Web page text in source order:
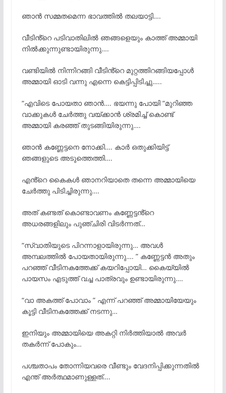
ഞാൻ സമ്മതമെന്ന ഭാവത്തിൽ തലയാട്ടി….
വീടിൻ്റെ പടിവാതിലിൽ ഞങ്ങളെയും കാത്ത് അമ്മായി
നിൽക്കുന്നുണ്ടായിരുന്നു….
വണ്ടിയിൽ നിന്നിറങ്ങി വീടിൻ്റെ മുറ്റത്തിറങ്ങിയപ്പോൾ
അമ്മായി ഓടി വന്നു എന്നെ കെട്ടിപ്പിടിച്ചു…..
“എവിടെ പോയതാ ഞാൻ…. ഭയന്നു പോയി “മുറിഞ്ഞ
വാക്കുകൾ ചേർത്തു വയ്ക്കാൻ ശ്രമിച്ച് കൊണ്ട്
അമ്മായി കരഞ്ഞ് തുടങ്ങിയിരുന്നു….
ഞാൻ കണ്ണേട്ടനെ നോക്കി…. കാർ ഒതുക്കിയിട്ട്
ഞങ്ങളുടെ അടുത്തെത്തി….
എൻ്റെ കൈകൾ ഞാനറിയാതെ തന്നെ അമ്മായിയെ
ചേർത്തു പിടിച്ചിരുന്നു….
അത് കണ്ടത് കൊണ്ടാവണം കണ്ണേട്ടൻ്റെ
അധരങ്ങളിലും പുഞ്ചിരി വിടർന്നത്…
“സ്വാതിയുടെ പിറന്നാളായിരുന്നു… അവൾ
അമ്പലത്തിൽ പോയതായിരുന്നു…. ” കണ്ണേട്ടൻ അതും
പറഞ്ഞ് വീടിനകത്തേക്ക് കയറിപ്പോയി… കൈയ്യിൽ
പായസം എടുത്ത് വച്ച പാത്രവും ഉണ്ടായിരുന്നു….
“വാ അകത്ത് പോവാം ” എന്ന് പറഞ്ഞ് അമ്മായിയേയും
കൂട്ടി വീടിനകത്തേക്ക് നടന്നു…
ഇനിയും അമ്മായിയെ അകറ്റി നിർത്തിയാൽ അവർ
തകർന്ന് പോകും…
പശ്ചതാപം തോന്നിയവരെ വീണ്ടും വേദനിപ്പിക്കുന്നതിൽ
എന്ത് അർത്ഥമാണുള്ളത്….